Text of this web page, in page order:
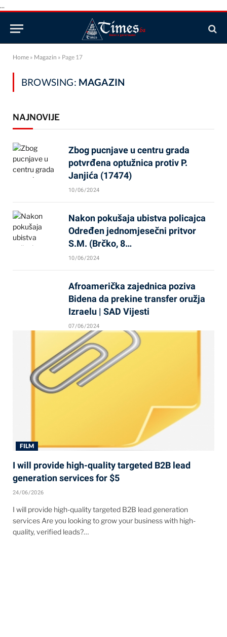
...
Home » Magazin » Page 17
BROWSING: MAGAZIN
NAJNOVIJE
Zbog pucnjave u centru grada
potvrđena optužnica protiv P.
Janjića (17474)
10/06/2024
Nakon pokušaja ubistva policajca
Određen jednomjesečni pritvor
S.M. (Brčko, 8…
10/06/2024
Afroamerička zajednica poziva
Bidena da prekine transfer oružja
Izraelu | SAD Vijesti
07/06/2024
FILM
I will provide high-quality targeted B2B lead
generation services for $5
24/06/2026
I will provide high-quality targeted B2B lead generation
services Are you looking to grow your business with high-
quality, verified leads?…